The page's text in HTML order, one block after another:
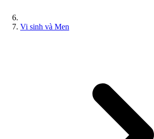
Vi sinh và Men